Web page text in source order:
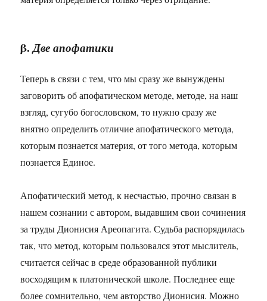
β.Две апофатики
Теперь в связи с тем, что мы сразу же вынуждены
заговорить об апофатическом методе, методе, на наш
взгляд, сугубо богословском, то нужно сразу же
внятно определить отличие апофатического метода,
которым познается материя, от того метода, которым
познается Единое.
Апофатический метод, к несчастью, прочно связан в
нашем сознании с автором, выдавшим свои сочинения
за труды Дионисия Ареопагита. Судьба распорядилась
так, что метод, которым пользовался этот мыслитель,
считается сейчас в среде образованной публики
восходящим к платонической школе. Последнее еще
более сомнительно, чем авторство Дионисия. Можно